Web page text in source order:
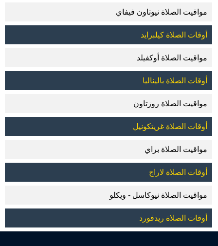
مواقيت الصلاة نيوتاون فيفاي
أوقات الصلاة كيلبرايد
مواقيت الصلاة أوكفيلد
أوقات الصلاة باليناليا
مواقيت الصلاة روزتاون
أوقات الصلاة غريتكونيل
مواقيت الصلاة براي
أوقات الصلاة لاراج
مواقيت الصلاة نيوكاسل - ويكلو
أوقات الصلاة ريدفورد